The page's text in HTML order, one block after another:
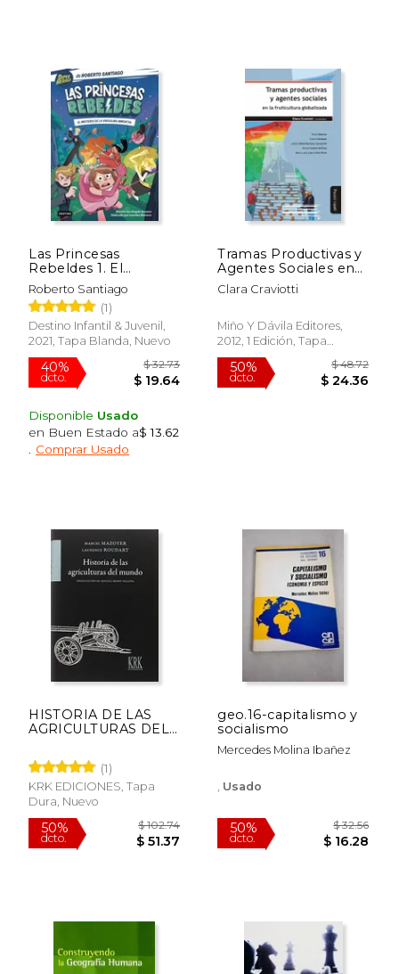
44%
dcto.
$ 23.00
$ 12.96
27%
dcto.
50%
dcto.
Las Princesas
Rebeldes 1. El
Misterio de la
Virgulina Inmortal
Roberto Santiago
(1)
Destino Infantil & Juvenil,
2021, Tapa Blanda, Nuevo
Disponible Usado
en Buen Estado a$ 13.62
Comprar Usado
Tramas Productivas y
Agentes Sociales en
la Fruticultura
Globalizada
Clara Craviotti
Miño Y Dávila Editores,
2012, 1 Edición, Tapa
Blanda, Nuevo
HISTORIA DE LAS
AGRICULTURAS DEL
(1)
KRK EDICIONES, Tapa
Dura, Nuevo
geo.16-capitalismo y
socialismo
Mercedes Molina Ibañez
Usado